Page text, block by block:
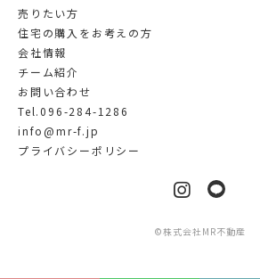
売りたい方
住宅の購入をお考えの方
会社情報
チーム紹介
お問い合わせ
Tel.096-284-1286
info@mr-f.jp
プライバシーポリシー
Instagram
LINE
©株式会社MR不動産